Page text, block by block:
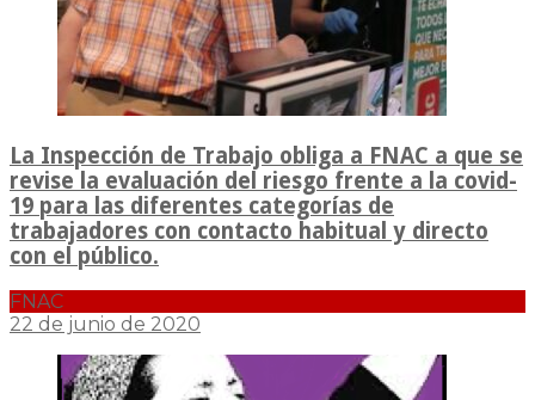
La Inspección de Trabajo obliga a FNAC a que se
revise la evaluación del riesgo frente a la covid-
19 para las diferentes categorías de
trabajadores con contacto habitual y directo
con el público.
FNAC
22 de junio de 2020